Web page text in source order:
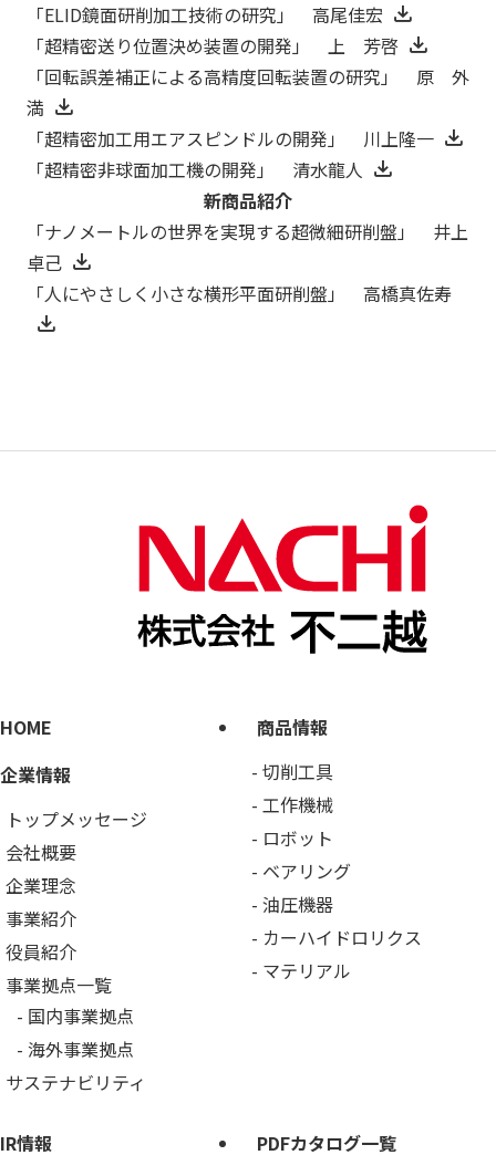
「ELID鏡面研削加工技術の研究」 高尾佳宏
「超精密送り位置決め装置の開発」 上 芳啓
「回転誤差補正による高精度回転装置の研究」 原 外
満
「超精密加工用エアスピンドルの開発」 川上隆一
「超精密非球面加工機の開発」 清水龍人
新商品紹介
「ナノメートルの世界を実現する超微細研削盤」 井上
卓己
「人にやさしく小さな横形平面研削盤」 高橋真佐寿
HOME
企業情報
トップメッセージ
会社概要
企業理念
事業紹介
役員紹介
事業拠点一覧
国内事業拠点
海外事業拠点
サステナビリティ
商品情報
切削工具
工作機械
ロボット
ベアリング
油圧機器
カーハイドロリクス
マテリアル
IR情報
PDFカタログ一覧